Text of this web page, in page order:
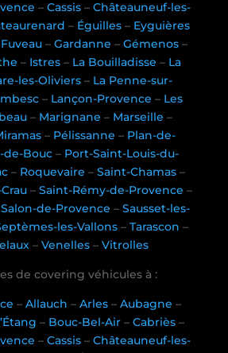
– Cassis– Châteauneuf-les-
– Éguilles – Eyguières
Fuveau– Gardanne – Gémenos–
– Istres– La Bouilladisse – La
les-Oliviers – La Penne-sur-
– Lançon-Provence – Les
– Marignane – Marseille –
– Pélissanne – Plan-de-
de-Bouc – Port-Saint-Louis-du-
– Roquevaire –Saint-Chamas –
– Saint-Rémy-de-Provence –
Salon-de-Provence –Sausset-les-
les-Vallons– Tarascon –
– Venelles– Vitrolles
de covering véhicules à :
–Allauch –Arles –Aubagne –
– Bouc-Bel-Air –Cabriès –
– Cassis– Châteauneuf-les-